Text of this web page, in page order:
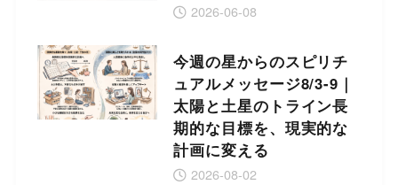
2026-06-08
今週の星からのスピリチ
ュアルメッセージ8/3-9｜
太陽と土星のトライン長
期的な目標を、現実的な
計画に変える
2026-08-02